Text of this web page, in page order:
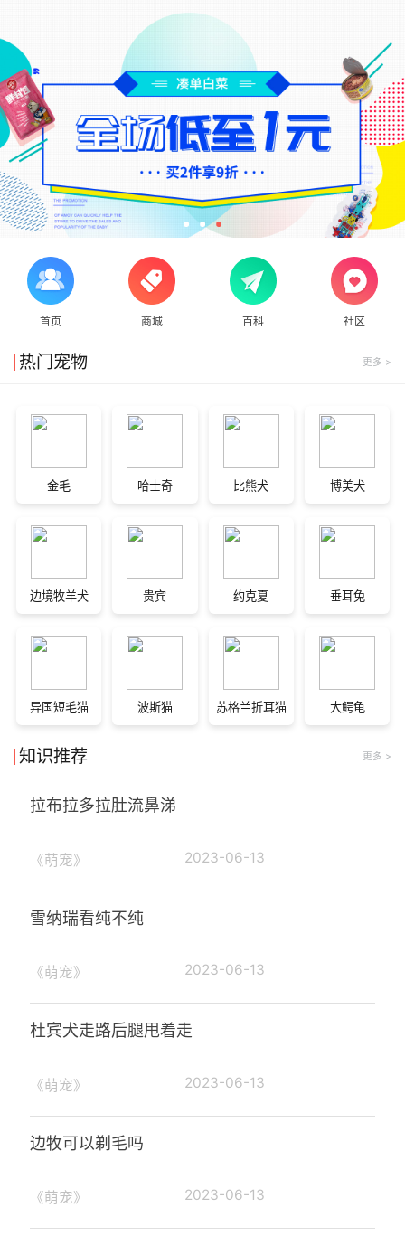
首页 商城 百科 社区
热门宠物 更多 >
金毛 哈士奇 比熊犬 博美犬
边境牧羊犬 贵宾 约克夏 垂耳兔
异国短毛猫 波斯猫 苏格兰折耳猫 大鳄龟
知识推荐 更多 >
拉布拉多拉肚流鼻涕
《萌宠》 2023-06-13
雪纳瑞看纯不纯
《萌宠》 2023-06-13
杜宾犬走路后腿甩着走
《萌宠》 2023-06-13
边牧可以剃毛吗
《萌宠》 2023-06-13